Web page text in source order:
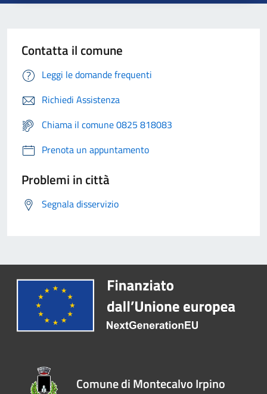
Contatta il comune
Leggi le domande frequenti
Richiedi Assistenza
Chiama il comune 0825 818083
Prenota un appuntamento
Problemi in città
Segnala disservizio
Comune di Montecalvo Irpino